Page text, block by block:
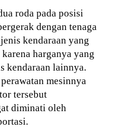
roda pada posisi
dengan tenaga
kendaraan yang
harganya yang
kendaraan lainnya.
mesinnya
tersebut
diminati oleh